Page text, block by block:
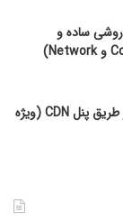
ساده و
آموزش جامع فعال‌سازی SSL از طریق پنل CDN (ویژه